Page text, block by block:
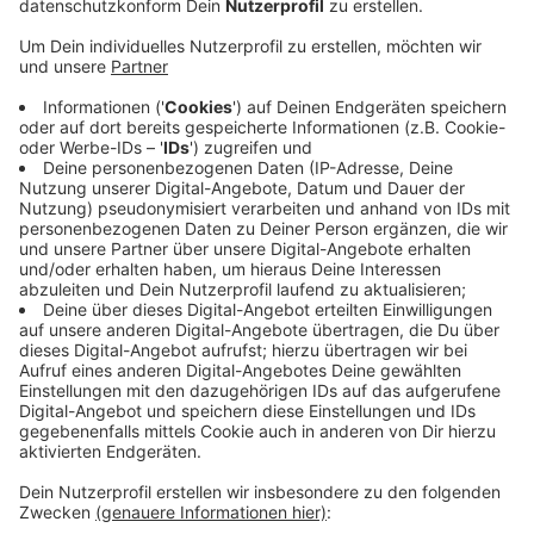
Bisher war es schwierig, die genaue Zahl der Pendler in
die Niederlande zu ermitteln. Klar ist aber auch: Es
arbeiten immer weniger Niederländer bei uns am
Niederrhein. Nur noch 520 sind bei deutschen
Unternehmen im Kreis Viersen und in Krefeld
beschäftigt. Gründe dafür sind laut Agentur für Arbeit,
dass immer mehr internationale Konzerne in den
Niederlanden sitzen und die Anforderungen an
Lebenslauf und Fremdsprachen in den Niederlanden
meist niedriger sind.